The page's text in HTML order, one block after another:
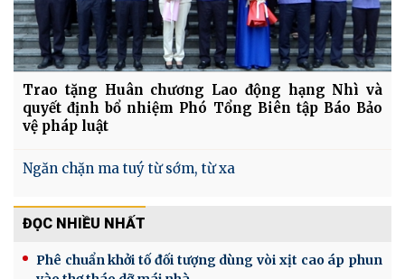
Trao tặng Huân chương Lao động hạng Nhì và
quyết định bổ nhiệm Phó Tổng Biên tập Báo Bảo
vệ pháp luật
Ngăn chặn ma tuý từ sớm, từ xa
ĐỌC NHIỀU NHẤT
Phê chuẩn khởi tố đối tượng dùng vòi xịt cao áp phun